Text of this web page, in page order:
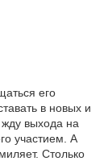
его
в новых и
выхода на
участием. А
Столько